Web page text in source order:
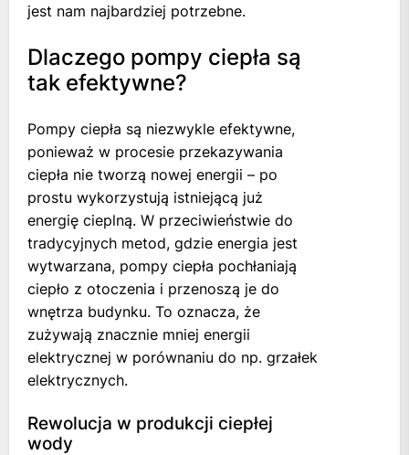
jest nam najbardziej potrzebne.
Dlaczego pompy ciepła są
tak efektywne?
Pompy ciepła są niezwykle efektywne,
ponieważ w procesie przekazywania
ciepła nie tworzą nowej energii – po
prostu wykorzystują istniejącą już
energię cieplną. W przeciwieństwie do
tradycyjnych metod, gdzie energia jest
wytwarzana, pompy ciepła pochłaniają
ciepło z otoczenia i przenoszą je do
wnętrza budynku. To oznacza, że
zużywają znacznie mniej energii
elektrycznej w porównaniu do np. grzałek
elektrycznych.
Rewolucja w produkcji ciepłej
wody